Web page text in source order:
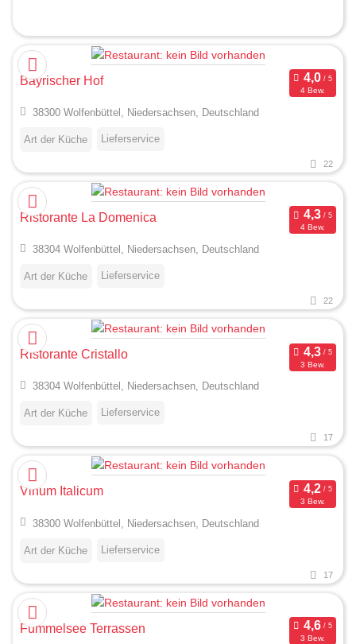
Bayrischer Hof
4 Bew.
38300 Wolfenbüttel, Niedersachsen, Deutschland
Art der Küche Lieferservice
22
Ristorante La Domenica
4 Bew.
38304 Wolfenbüttel, Niedersachsen, Deutschland
Art der Küche Lieferservice
22
Ristorante Cristallo
3 Bew.
38304 Wolfenbüttel, Niedersachsen, Deutschland
Art der Küche Lieferservice
17
Vinum Italicum
3 Bew.
38300 Wolfenbüttel, Niedersachsen, Deutschland
Art der Küche Lieferservice
17
Fümmelsee Terrassen
3 Bew.